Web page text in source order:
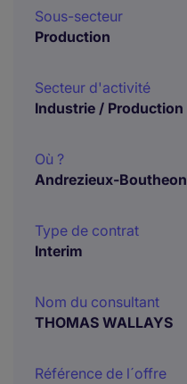
Sous-secteur
Production
Secteur d'activité
Industrie / Production
Où ?
Andrezieux-Boutheon
Type de contrat
Interim
Nom du consultant
THOMAS WALLAYS
Référence de l´offre